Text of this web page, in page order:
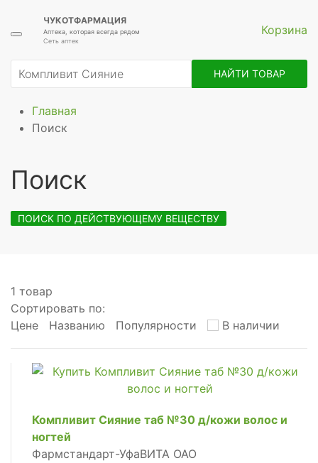
ЧУКОТФАРМАЦИЯ
Аптека, которая всегда рядом
Сеть аптек
Корзина
НАЙТИ ТОВАР
Главная
Поиск
Поиск
ПОИСК ПО ДЕЙСТВУЮЩЕМУ ВЕЩЕСТВУ
1 товар
Сортировать по:
Цене
Названию Популярности В наличии
Компливит Сияние таб №30 д/кожи волос и
ногтей
Фармстандарт-УфаВИТА ОАО